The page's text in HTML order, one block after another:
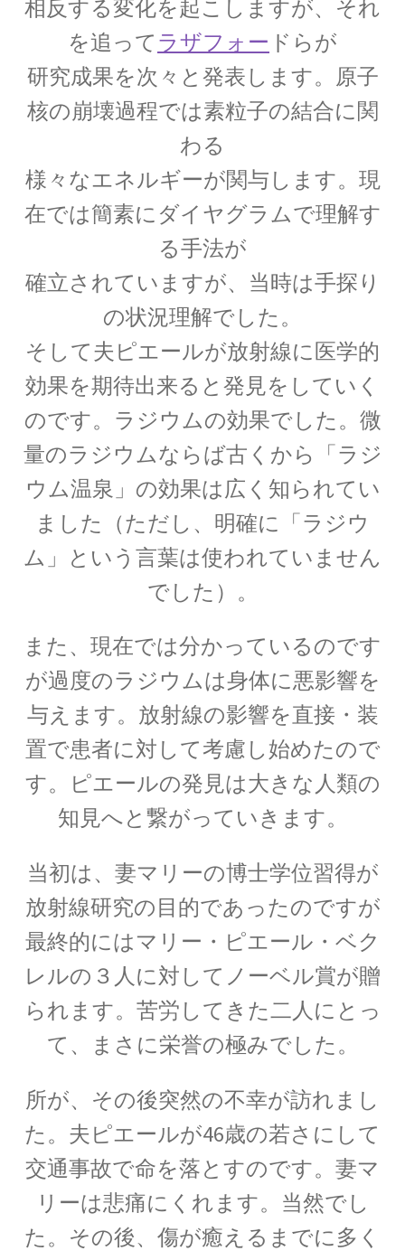
ウィリアム・トムソン
【B・K OM, GCVO, PC, PRS, PRSE】
ウィーン大学（Universität Wien)
関係【独語圏最古の大学】
エドウィン・パウエル・ハッブル
_【赤方偏移を示し膨張宇宙論を論じ
ました】
エドワード・テラー
【ハイゼンベルグに学ぶ｜原爆開発推進・水爆
の父】
【実証論の立場から認識の問題を議論】
エルヴィン・シュレディンガー
【仮想の猫を使った思考実験で量子的に実在を
考察】
エンリコ・フェルミ
【マンハッタン計画に参画し排他律に従う原理
を構築した一人】
エヴァリスト・ガロア（Évariste Galois)
【数学者にして革命家_体論や群論を確立】
エヴァリスト・ガロア（Évariste Galois)
【数学者にして革命家_体論や群論を確立】
相反する変化を起こしますが、それ
を追ってラザフォー ドらが
研究成果を次々と発表します。原子
核の崩壊過程では素粒子の結合に関
わる
様々なエネルギーが関与します。現
在では簡素にダイヤグラムで理解す
る手法が
確立されていますが、当時は手探り
の状況理解でした。
そして夫ピエールが放射線に医学的
効果を期待出来ると発見をしていく
のです。ラジウムの効果でした。微
量のラジウムならば古くから「ラジ
ウム温泉」の効果は広く知られてい
ました（ただし、明確に「ラジウ
ム」という言葉は使われていません
でした）。
また、現在では分かっているのです
が過度のラジウムは身体に悪影響を
与えます。放射線の影響を直接・装
置で患者に対して考慮し始めたので
す。ピエールの発見は大きな人類の
知見へと繋がっていきます。
当初は、妻マリーの博士学位習得が
放射線研究の目的であったのですが
最終的にはマリー・ピエール・ベク
レルの３人に対してノーベル賞が贈
られます。苦労してきた二人にとっ
て、まさに栄誉の極みでした。
所が、その後突然の不幸が訪れまし
た。夫ピエールが46歳の若さにして
交通事故で命を落とすのです。妻マ
リーは悲痛にくれます。当然でし
た。その後、傷が癒えるまでに多く